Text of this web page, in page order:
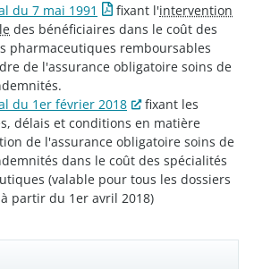
du 7 mai 1991 fixant l'intervention
des bénéficiaires dans le coût des
pharmaceutiques remboursables
de l'assurance obligatoire soins de
du 1er février 2018
fixant les
délais et conditions en matière
de l'assurance obligatoire soins de
dans le coût des spécialités
(valable pour tous les dossiers
partir du 1er avril 2018)